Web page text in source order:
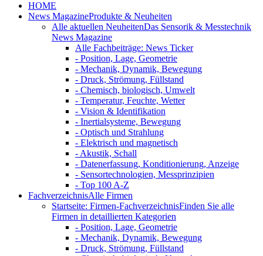
HOME
News MagazineProdukte & Neuheiten
Alle aktuellen NeuheitenDas Sensorik & Messtechnik
News Magazine
Alle Fachbeiträge: News Ticker
- Position, Lage, Geometrie
- Mechanik, Dynamik, Bewegung
- Druck, Strömung, Füllstand
- Chemisch, biologisch, Umwelt
- Temperatur, Feuchte, Wetter
- Vision & Identifikation
- Inertialsysteme, Bewegung
- Optisch und Strahlung
- Elektrisch und magnetisch
- Akustik, Schall
- Datenerfassung, Konditionierung, Anzeige
- Sensortechnologien, Messprinzipien
- Top 100 A-Z
FachverzeichnisAlle Firmen
Startseite: Firmen-FachverzeichnisFinden Sie alle
Firmen in detaillierten Kategorien
- Position, Lage, Geometrie
- Mechanik, Dynamik, Bewegung
- Druck, Strömung, Füllstand